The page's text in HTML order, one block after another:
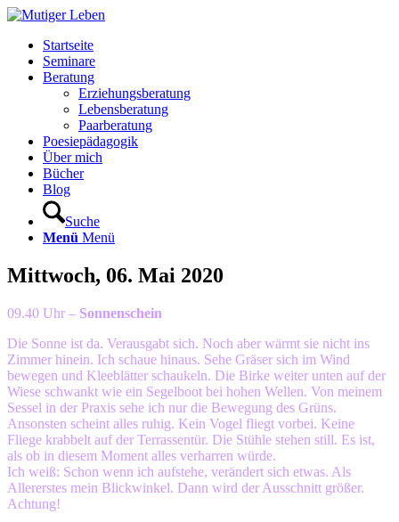
Startseite
Seminare
Beratung
Erziehungsberatung
Lebensberatung
Paarberatung
Poesiepädagogik
Über mich
Bücher
Blog
Suche
Menü Menü
Mittwoch, 06. Mai 2020
09.40 Uhr – Sonnenschein
Die Sonne ist da. Verausgabt sich. Noch aber wärmt sie nicht ins
Zimmer hinein. Ich schaue hinaus. Sehe Gräser sich im Wind
bewegen und Kleeblätter schaukeln. Die Birke weiter unten auf der
Wiese schwankt wie ein Segelboot bei hohen Wellen. Von meinem
Sessel in der Praxis sehe ich nur die Bewegung des Grüns.
Ansonsten scheint alles ruhig. Kein Vogel fliegt vorbei. Keine
Fliege krabbelt auf der Terrassentür. Die Stühle stehen still. Es ist,
als ob in diesem Moment alles verharren würde.
Ich weiß: Schon wenn ich aufstehe, verändert sich etwas. Als
Allererstes mein Blickwinkel. Dann wird der Ausschnitt größer.
Achtung!